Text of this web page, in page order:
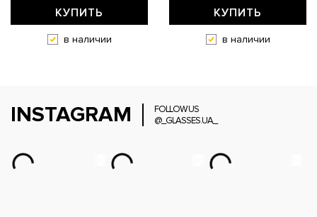
КУПИТЬ
в наличии
КУПИТЬ
в наличии
INSTAGRAM
FOLLOW US
@_GLASSES.UA_